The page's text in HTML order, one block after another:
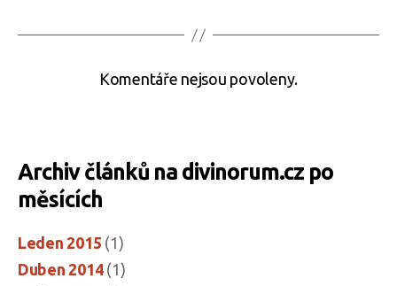
Komentáře nejsou povoleny.
Archiv článků na divinorum.cz po
měsících
Leden 2015 (1)
Duben 2014(1)